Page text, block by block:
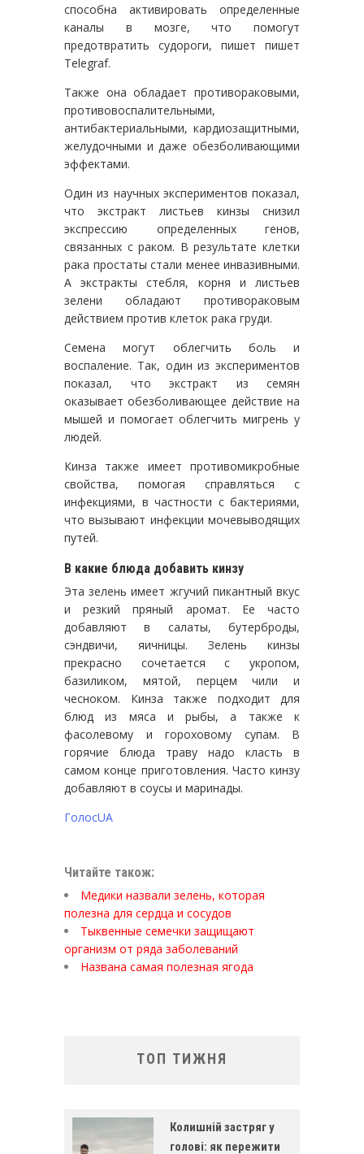
способна активировать определенные
каналы в мозге, что помогут
предотвратить судороги, пишет пишет
Telegraf.
Также она обладает противораковыми,
противовоспалительными,
антибактериальными, кардиозащитными,
желудочными и даже обезболивающими
эффектами.
Один из научных экспериментов показал,
что экстракт листьев кинзы снизил
экспрессию определенных генов,
связанных с раком. В результате клетки
рака простаты стали менее инвазивными.
А экстракты стебля, корня и листьев
зелени обладают противораковым
действием против клеток рака груди.
Семена могут облегчить боль и
воспаление. Так, один из экспериментов
показал, что экстракт из семян
оказывает обезболивающее действие на
мышей и помогает облегчить мигрень у
людей.
Кинза также имеет противомикробные
свойства, помогая справляться с
инфекциями, в частности с бактериями,
что вызывают инфекции мочевыводящих
путей.
В какие блюда добавить кинзу
Эта зелень имеет жгучий пикантный вкус
и резкий пряный аромат. Ее часто
добавляют в салаты, бутерброды,
сэндвичи, яичницы. Зелень кинзы
прекрасно сочетается с укропом,
базиликом, мятой, перцем чили и
чесноком. Кинза также подходит для
блюд из мяса и рыбы, а также к
фасолевому и гороховому супам. В
горячие блюда траву надо класть в
самом конце приготовления. Часто кинзу
добавляют в соусы и маринады.
ГолосUA
Читайте також:
Медики назвали зелень, которая
полезна для сердца и сосудов
Тыквенные семечки защищают
организм от ряда заболеваний
Названа самая полезная ягода
ТОП ТИЖНЯ
Колишній застряг у
голові: як пережити